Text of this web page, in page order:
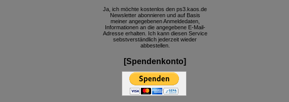
Ja, ich möchte kostenlos den ps3.kaos.de
Newsletter abonnieren und auf Basis
meiner angegebenen Anmeldedaten,
Informationen an die angegebene E-Mail-
Adresse erhalten. Ich kann diesen Service
sebstverständlich jederzeit wieder
abbestellen.
[Spendenkonto]